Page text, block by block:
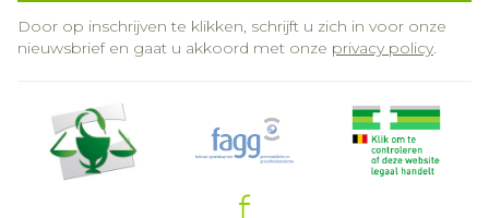
Door op inschrijven te klikken, schrijft u zich in voor onze
nieuwsbrief en gaat u akkoord met onze privacy policy.